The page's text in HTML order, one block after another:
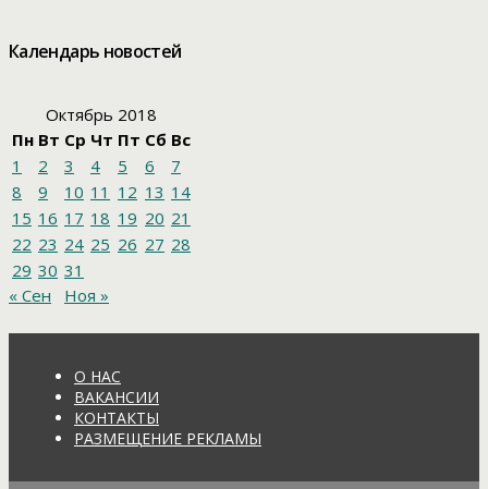
Календарь новостей
Октябрь 2018
Пн Вт Ср Чт Пт Сб Вс
1
2 3 4 5 6
7
8
9 10 11 12 13 14
15 16 17 18 19 20 21
22 23 24 25 26 27 28
29 30 31
« Сен
Ноя »
О НАС
ВАКАНСИИ
КОНТАКТЫ
РАЗМЕЩЕНИЕ РЕКЛАМЫ